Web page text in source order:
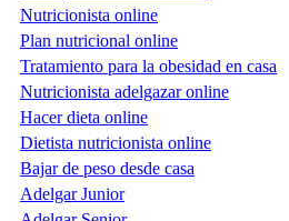
Nutricionista online
Plan nutricional online
Tratamiento para la obesidad en casa
Nutricionista adelgazar online
Hacer dieta online
Dietista nutricionista online
Bajar de peso desde casa
Adelgar Junior